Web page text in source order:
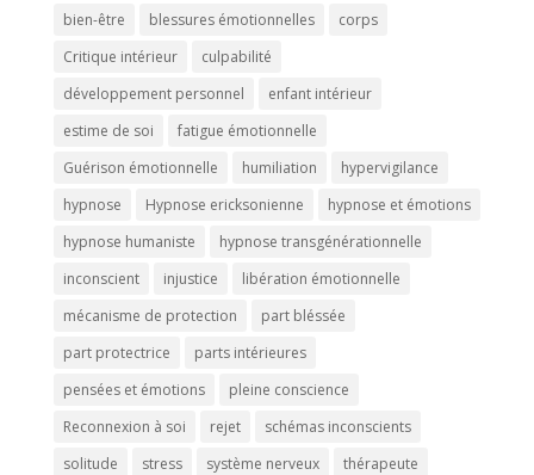
bien-être
blessures émotionnelles
corps
Critique intérieur
culpabilité
développement personnel
enfant intérieur
estime de soi
fatigue émotionnelle
Guérison émotionnelle
humiliation
hypervigilance
hypnose
Hypnose ericksonienne
hypnose et émotions
hypnose humaniste
hypnose transgénérationnelle
inconscient
injustice
libération émotionnelle
mécanisme de protection
part bléssée
part protectrice
parts intérieures
pensées et émotions
pleine conscience
Reconnexion à soi
rejet
schémas inconscients
solitude
stress système nerveux
thérapeute